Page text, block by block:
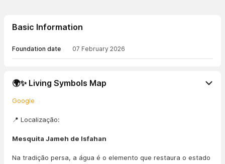
Basic Information
Foundation date 07 February 2026
🌍✨ Living Symbols Map
Google
📍 Localização:
Mesquita Jameh de Isfahan
Na tradição persa, a água é o elemento que restaura o estado